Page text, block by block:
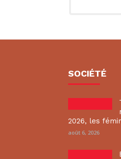
SOCIÉTÉ
2026, les
août 6, 2026